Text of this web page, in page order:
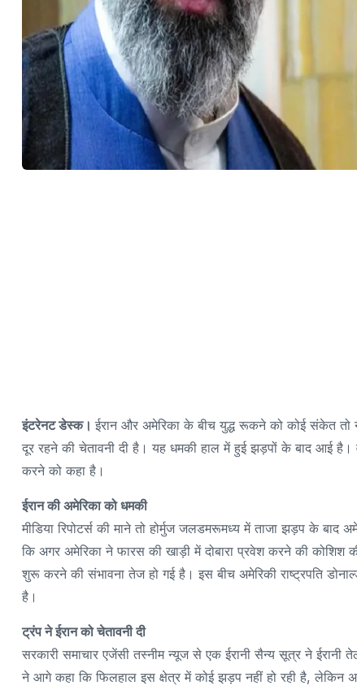
इंटरेनट डेस्क। ईरान और अमेरिका के बीच युद्ध रूकने को कोई संकेत तो
दूर रहने की चेतावनी दी है। यह धमकी हाल में हुई झड़पों के बाद आई है।
करने को कहा है।
ईरान की अमेरिका को धमकी
मीडिया रिपोटर्स की माने तो होर्मुज जलडमरूमध्य में ताजा झड़प के बाद
कि अगर अमेरिका ने फारस की खाड़ी में दोबारा प्रवेश करने की कोशिश
शुरू करने की संभावना तेज हो गई है। इस बीच अमेरिकी राष्ट्रपति
है।
ट्रंप ने ईरान को चेतावनी दी
सरकारी समाचार एजेंसी तस्नीम न्यूज से एक ईरानी सैन्य सूत्र ने
ने आगे कहा कि फिलहाल इस क्षेत्र में कोई झड़प नहीं हो रही है, लेकिन